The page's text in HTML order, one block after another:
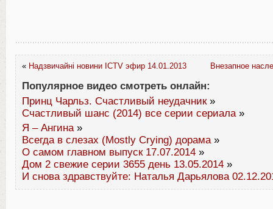
« Надзвичайні новини ICTV эфир 14.01.2013 Внезапное
Популярное видео смотреть онлайн:
Принц Чарльз. Счастливый неудачник»
Счастливый шанс (2014) все серии сериала»
Я – Ангина»
Всегда в слезах (Mostly Crying) дорама»
О самом главном выпуск 17.07.2014 »
Дом 2 свежие серии 3655 день 13.05.2014 »
И снова здравствуйте: Наталья Дарьялова